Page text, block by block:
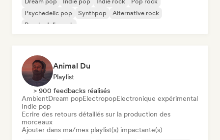
Psychedelic pop
Synthpop
Alternative rock
Psychedelic rock
Animal Du
Playlist
> 900 feedbacks réalisés
AmbientDream popElectropopElectronique expérimental
Indie pop
Ecrire des retours détaillés sur la production des
morceaux
Ajouter dans ma/mes playlist(s) impactante(s)